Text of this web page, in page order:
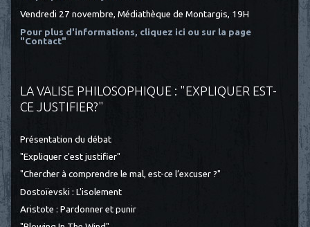
Vendredi 27 novembre, Médiathèque de Montargis, 19H
Pour plus d'informations, cliquez ici ou sur la page
"Contact"
LA VALISE PHILOSOPHIQUE : "EXPLIQUER EST-
CE JUSTIFIER?"
Présentation du débat
"Expliquer c'est justifier"
"Chercher à comprendre le mal, est-ce l’excuser ?"
Dostoïevski : L'isolement
Aristote : Pardonner et punir